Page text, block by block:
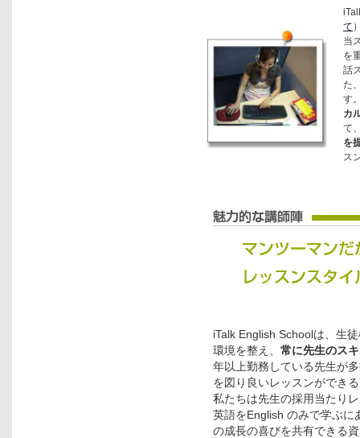
て
当
を
話
た
す
カ
て
を
ス
iTalk English Schoolは、生
環境を整え、 常に先生のス
年以上勤務している先生が
を図り良いレッスンができ
私たちは先生の採用当たり
英語をEnglish のみで学ぶに
の成長の喜びを共有できる